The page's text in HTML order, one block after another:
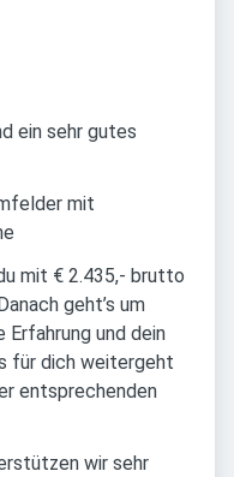
ein sehr gutes
mit
mit € 2.435,- brutto
geht’s um
Erfahrung und dein
für dich weitergeht
entsprechenden
wir sehr